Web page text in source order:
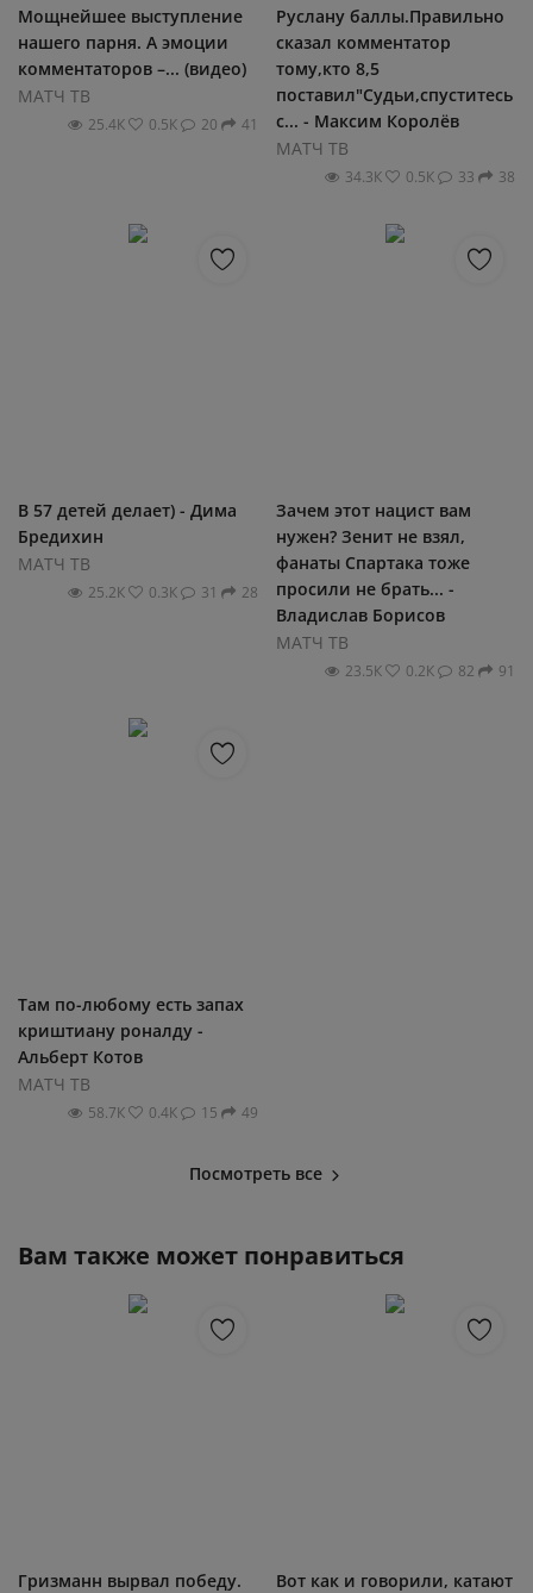
Мощнейшее выступление
нашего парня. А эмоции
комментаторов –... (видео)
МАТЧ ТВ
25.4К 0.5К 20 41
Руслану баллы.Правильно
сказал комментатор
тому,кто 8,5
поставил"Судьи,спуститесь
с... - Максим Королёв
МАТЧ ТВ
34.3К 0.5К 33 38
В 57 детей делает) - Дима
Бредихин
МАТЧ ТВ
25.2К 0.3К 31 28
Зачем этот нацист вам
нужен? Зенит не взял,
фанаты Спартака тоже
просили не брать... -
Владислав Борисов
МАТЧ ТВ
23.5К 0.2К 82 91
Там по-любому есть запах
криштиану роналду -
Альберт Котов
МАТЧ ТВ
58.7К 0.4К 15 49
Посмотреть все
Вам также может понравиться
Гризманн вырвал победу.
Вот как и говорили, катают